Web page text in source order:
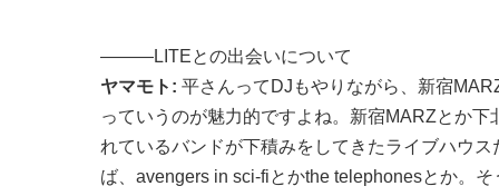
———LITEとの出会いについて
ヤマモト: 平さんってDJもやりながら、新宿
っていうのが魅力的ですよね。新宿MARZとか下
れているバンドが下積みをしてきたライブハウ
ば、avengers in sci-fiとかthe telephonesとか。